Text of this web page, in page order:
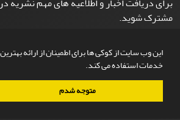
این وب سایت از کوکی ها برای اطمینان از ارائه بهترین
خدمات استفاده می کند.
متوجه شدم
مشترک شوید.
طراحی و